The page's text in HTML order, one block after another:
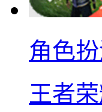
角色
王者